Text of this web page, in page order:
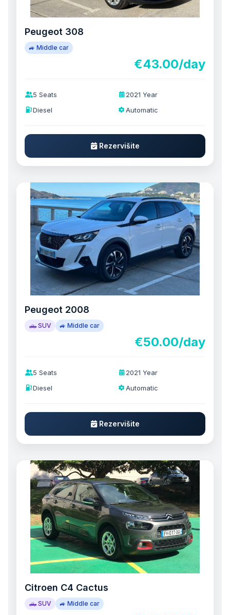
Peugeot 308
🚙 Middle car
€43.00/day
5 Seats
2021 Year
Diesel
Automatic
Rezervišite
Peugeot 2008
🛻 SUV 🚙 Middle car
€50.00/day
5 Seats
2021 Year
Diesel
Automatic
Rezervišite
Citroen C4 Cactus
🛻 SUV 🚙 Middle car